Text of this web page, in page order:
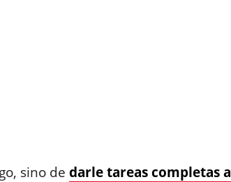
sino de darle tareas completas a